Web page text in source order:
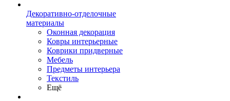
Декоративно-отделочные
материалы
Оконная декорация
Ковры интерьерные
Коврики придверные
Мебель
Предметы интерьера
Текстиль
Ещё